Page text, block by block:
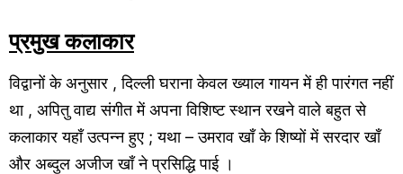
प्रमुख कलाकार
विद्वानों के अनुसार , दिल्ली घराना केवल ख्याल गायन में ही पारंगत नहीं
था , अपितु वाद्य संगीत में अपना विशिष्ट स्थान रखने वाले बहुत से
कलाकार यहाँ उत्पन्न हुए ; यथा – उमराव खाँ के शिष्यों में सरदार खाँ
और अब्दुल अजीज खाँ ने प्रसिद्धि पाई ।